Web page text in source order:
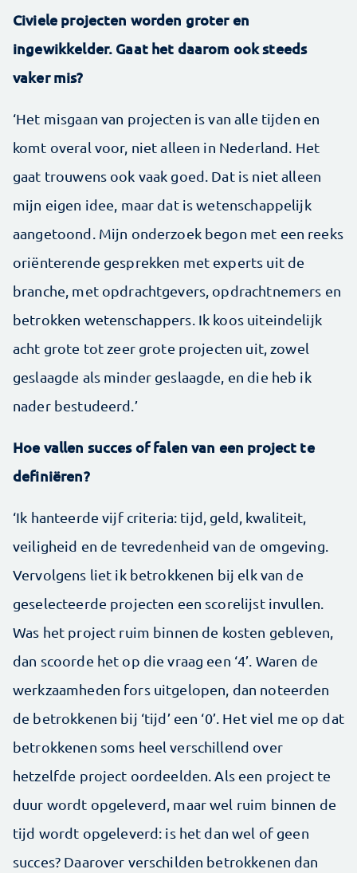
Civiele projecten worden groter en
ingewikkelder. Gaat het daarom ook steeds
vaker mis?
‘Het misgaan van projecten is van alle tijden en
komt overal voor, niet alleen in Nederland. Het
gaat trouwens ook vaak goed. Dat is niet alleen
mijn eigen idee, maar dat is wetenschappelijk
aangetoond. Mijn onderzoek begon met een reeks
oriënterende gesprekken met experts uit de
branche, met opdrachtgevers, opdrachtnemers en
betrokken wetenschappers. Ik koos uiteindelijk
acht grote tot zeer grote projecten uit, zowel
geslaagde als minder geslaagde, en die heb ik
nader bestudeerd.’
Hoe vallen succes of falen van een project te
definiëren?
‘Ik hanteerde vijf criteria: tijd, geld, kwaliteit,
veiligheid en de tevredenheid van de omgeving.
Vervolgens liet ik betrokkenen bij elk van de
geselecteerde projecten een scorelijst invullen.
Was het project ruim binnen de kosten gebleven,
dan scoorde het op die vraag een ‘4’. Waren de
werkzaamheden fors uitgelopen, dan noteerden
de betrokkenen bij ‘tijd’ een ‘0’. Het viel me op dat
betrokkenen soms heel verschillend over
hetzelfde project oordeelden. Als een project te
duur wordt opgeleverd, maar wel ruim binnen de
tijd wordt opgeleverd: is het dan wel of geen
succes? Daarover verschilden betrokkenen dan